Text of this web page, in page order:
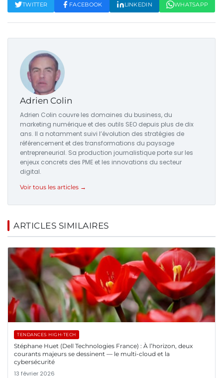
TWITTER FACEBOOK LINKEDIN WHATSAPP
Adrien Colin
Adrien Colin couvre les domaines du business, du
marketing numérique et des outils SEO depuis plus de dix
ans. Il a notamment suivi l’évolution des stratégies de
référencement et des transformations du paysage
entrepreneurial. Sa production journalistique porte sur les
enjeux concrets des PME et les innovations du secteur
digital.
Voir tous les articles →
ARTICLES SIMILAIRES
TENDANCES HIGH-TECH
Stéphane Huet (Dell Technologies France) : À l’horizon, deux
courants majeurs se dessinent — le multi-cloud et la
cybersécurité
13 février 2026